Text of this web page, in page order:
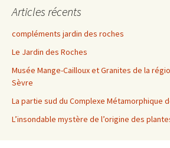
Articles récents
compléments jardin des roches
Le Jardin des Roches
Musée Mange-Cailloux et Granites de la
Sèvre
La partie sud du Complexe Métamorphique
L’insondable mystère de l’origine des